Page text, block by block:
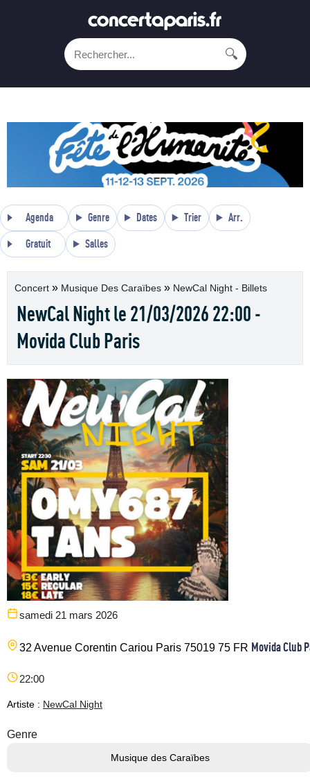
🔍
Agenda Genre Dates Trier Arr.
Gratuit Salles
Concert » Musique Des Caraïbes » NewCal Night - Billets
NewCal Night le 21/03/2026 22:00 -
Movida Club Paris
samedi 21 mars 2026
32 Avenue Corentin Cariou Paris 75019 75 FR Movida Club
22:00
Artiste : NewCal Night
Genre
Musique des Caraïbes